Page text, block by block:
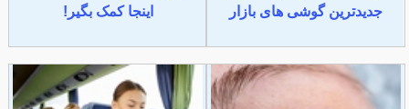
جدیدترین گوشی های بازار
اینجا کمک بگیر!